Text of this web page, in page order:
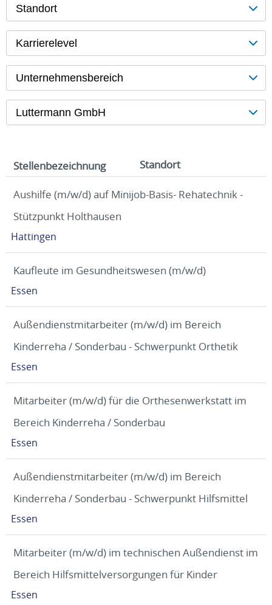
Standort
Karrierelevel
Unternehmensbereich
Luttermann GmbH
Stellenbezeichnung Standort
Aushilfe (m/w/d) auf Minijob-Basis- Rehatechnik -
Stützpunkt Holthausen
Hattingen
Kaufleute im Gesundheitswesen (m/w/d)
Essen
Außendienstmitarbeiter (m/w/d) im Bereich
Kinderreha / Sonderbau - Schwerpunkt Orthetik
Essen
Mitarbeiter (m/w/d) für die Orthesenwerkstatt im
Bereich Kinderreha / Sonderbau
Essen
Außendienstmitarbeiter (m/w/d) im Bereich
Kinderreha / Sonderbau - Schwerpunkt Hilfsmittel
Essen
Mitarbeiter (m/w/d) im technischen Außendienst im
Bereich Hilfsmittelversorgungen für Kinder
Essen